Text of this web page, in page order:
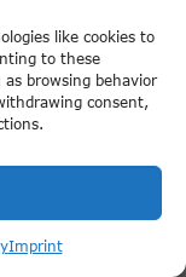
like cookies to
to these
browsing behavior
consent,
Imprint